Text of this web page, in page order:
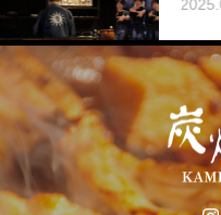
2025.02.23